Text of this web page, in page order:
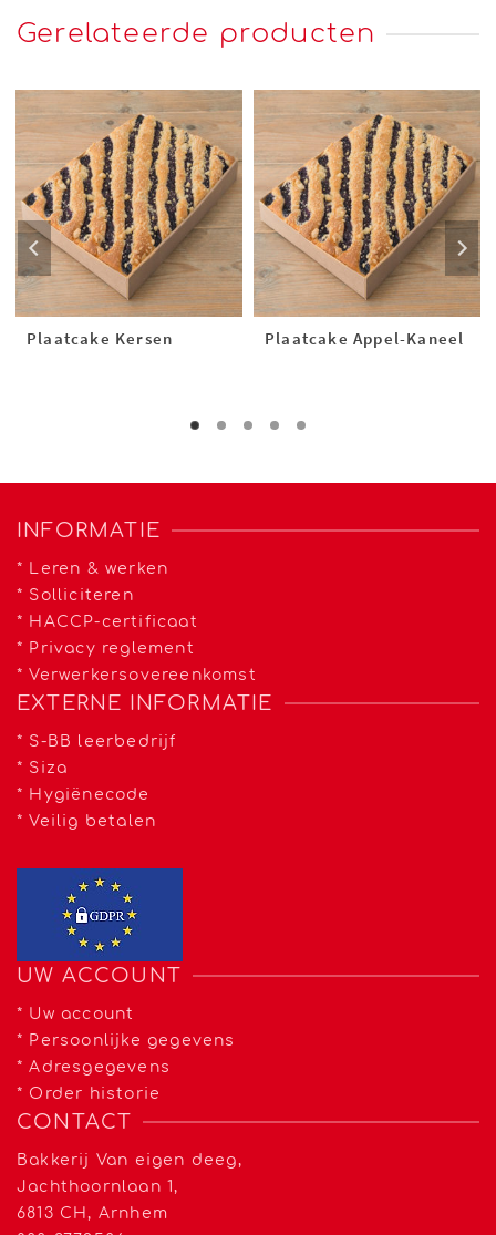
Gerelateerde producten
Plaatcake Kersen Plaatcake Appel-Kaneel
INFORMATIE
* Leren & werken
* Solliciteren
* HACCP-certificaat
* Privacy reglement
*Verwerkersovereenkomst
EXTERNE INFORMATIE
* S-BB leerbedrijf
* Siza
* Hygiënecode
*Veilig betalen
UW ACCOUNT
* Uw account
* Persoonlijke gegevens
*Adresgegevens
* Order historie
CONTACT
Bakkerij Van eigen deeg,
Jachthoornlaan 1,
6813 CH, Arnhem